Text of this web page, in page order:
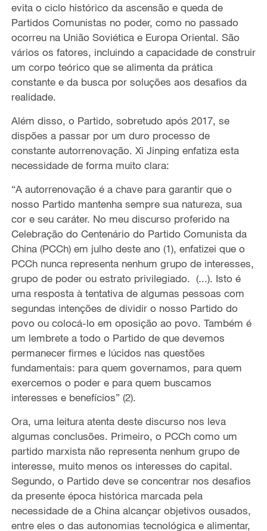
evita o ciclo histórico da ascensão e queda de
Partidos Comunistas no poder, como no passado
ocorreu na União Soviética e Europa Oriental. São
vários os fatores, incluindo a capacidade de construir
um corpo teórico que se alimenta da prática
constante e da busca por soluções aos desafios da
realidade.
Além disso, o Partido, sobretudo após 2017, se
dispões a passar por um duro processo de
constante autorrenovação. Xi Jinping enfatiza esta
necessidade de forma muito clara:
“A autorrenovação é a chave para garantir que o
nosso Partido mantenha sempre sua natureza, sua
cor e seu caráter. No meu discurso proferido na
Celebração do Centenário do Partido Comunista da
China (PCCh) em julho deste ano (1), enfatizei que o
PCCh nunca representa nenhum grupo de interesses,
grupo de poder ou estrato privilegiado. (...). Isto é
uma resposta à tentativa de algumas pessoas com
segundas intenções de dividir o nosso Partido do
povo ou colocá-lo em oposição ao povo. Também é
um lembrete a todo o Partido de que devemos
permanecer firmes e lúcidos nas questões
fundamentais: para quem governamos, para quem
exercemos o poder e para quem buscamos
interesses e benefícios” (2).
Ora, uma leitura atenta deste discurso nos leva
algumas conclusões. Primeiro, o PCCh como um
partido marxista não representa nenhum grupo de
interesse, muito menos os interesses do capital.
Segundo, o Partido deve se concentrar nos desafios
da presente época histórica marcada pela
necessidade de a China alcançar objetivos ousados,
entre eles o das autonomias tecnológica e alimentar,